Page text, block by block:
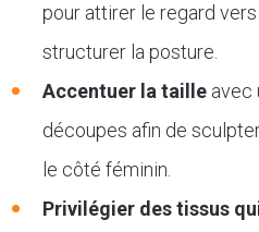
pour attirer le regard
structurer la posture.
Accentuer la tailleavec
découpes afin de
le côté féminin.
Privilégier des tissus